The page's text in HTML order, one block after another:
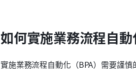
如何實施業務流程自動
實施業務流程自動化（BPA）需要謹